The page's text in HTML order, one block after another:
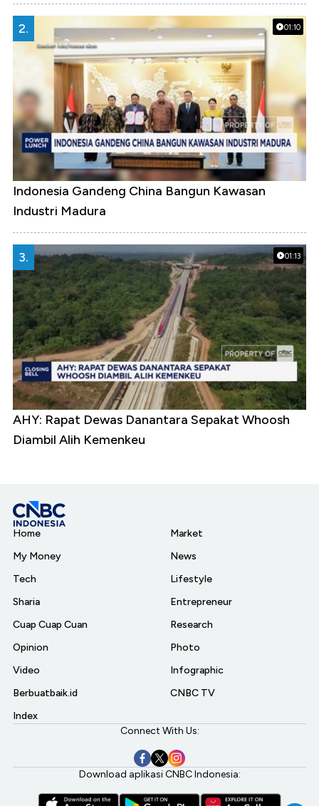
01:10
2.
Indonesia Gandeng China Bangun Kawasan
Industri Madura
01:13
3.
AHY: Rapat Dewas Danantara Sepakat Whoosh
Diambil Alih Kemenkeu
Home
My Money
Tech
Sharia
Cuap Cuap Cuan
Opinion
Video
Berbuatbaik.id
Index
Market
News
Lifestyle
Entrepreneur
Research
Photo
Infographic
CNBC TV
Connect With Us:
Download aplikasi CNBC Indonesia: